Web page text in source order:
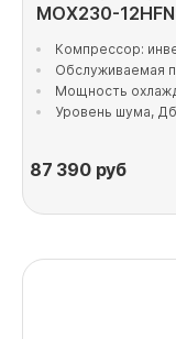
MOX230-
Компрессор:
Обслуживаемая
Мощность
Уровень шума,
87 390руб